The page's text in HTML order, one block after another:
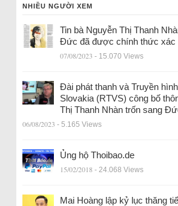
NHIỀU NGƯỜI XEM
Tin bà Nguyễn Thị Thanh
Đức đã được chính thức xác
07/08/2023 - 15.070 Views
Đài phát thanh và Truyền
Slovakia (RTVS) công bố
Thị Thanh Nhàn trốn sang
06/08/2023 - 5.165 Views
Ủng hộ Thoibao.de
15/02/2018 - 24.068 Views
Mai Hoàng lập kỷ lục thăng